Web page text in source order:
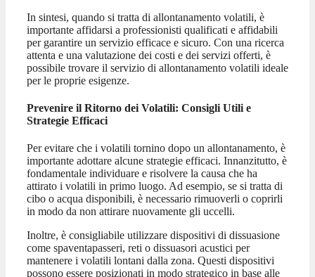
In sintesi, quando si tratta di allontanamento volatili, è
importante affidarsi a professionisti qualificati e affidabili
per garantire un servizio efficace e sicuro. Con una ricerca
attenta e una valutazione dei costi e dei servizi offerti, è
possibile trovare il servizio di allontanamento volatili ideale
per le proprie esigenze.
Prevenire il Ritorno dei Volatili: Consigli Utili e
Strategie Efficaci
Per evitare che i volatili tornino dopo un allontanamento, è
importante adottare alcune strategie efficaci. Innanzitutto, è
fondamentale individuare e risolvere la causa che ha
attirato i volatili in primo luogo. Ad esempio, se si tratta di
cibo o acqua disponibili, è necessario rimuoverli o coprirli
in modo da non attirare nuovamente gli uccelli.
Inoltre, è consigliabile utilizzare dispositivi di dissuasione
come spaventapasseri, reti o dissuasori acustici per
mantenere i volatili lontani dalla zona. Questi dispositivi
possono essere posizionati in modo strategico in base alle